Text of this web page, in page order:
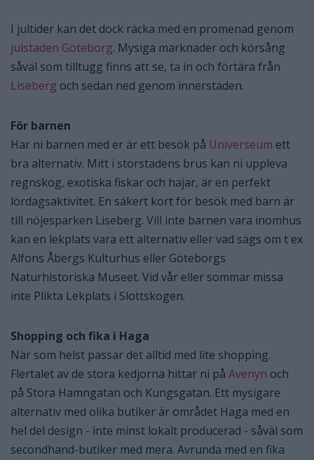
I jultider kan det dock räcka med en promenad genom
julstaden Göteborg. Mysiga marknader och körsång
såväl som tilltugg finns att se, ta in och förtära från
Liseberg och sedan ned genom innerstaden.
För barnen
Har ni barnen med er är ett besök på Universeum ett
bra alternativ. Mitt i storstadens brus kan ni uppleva
regnskog, exotiska fiskar och hajar, är en perfekt
lördagsaktivitet. En säkert kort för besök med barn är
till nöjesparken Liseberg. Vill inte barnen vara inomhus
kan en lekplats vara ett alternativ eller vad sägs om t ex
Alfons Åbergs Kulturhus eller Göteborgs
Naturhistoriska Museet. Vid vår eller sommar missa
inte Plikta Lekplats i Slottskogen.
Shopping och fika i Haga
När som helst passar det alltid med lite shopping.
Flertalet av de stora kedjorna hittar ni på Avenyn och
på Stora Hamngatan och Kungsgatan. Ett mysigare
alternativ med olika butiker är området Haga med en
hel del design - inte minst lokalt producerad - såväl som
secondhand-butiker med mera. Avrunda med en fika